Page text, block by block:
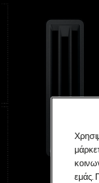
εμάς.